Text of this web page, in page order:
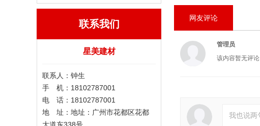
联系我们
星美建材
联系人：钟生
手 机：18102787001
电 话：18102787001
地 址：地址：广州市花都区花都
网友评论
管理员
该内容暂无评论